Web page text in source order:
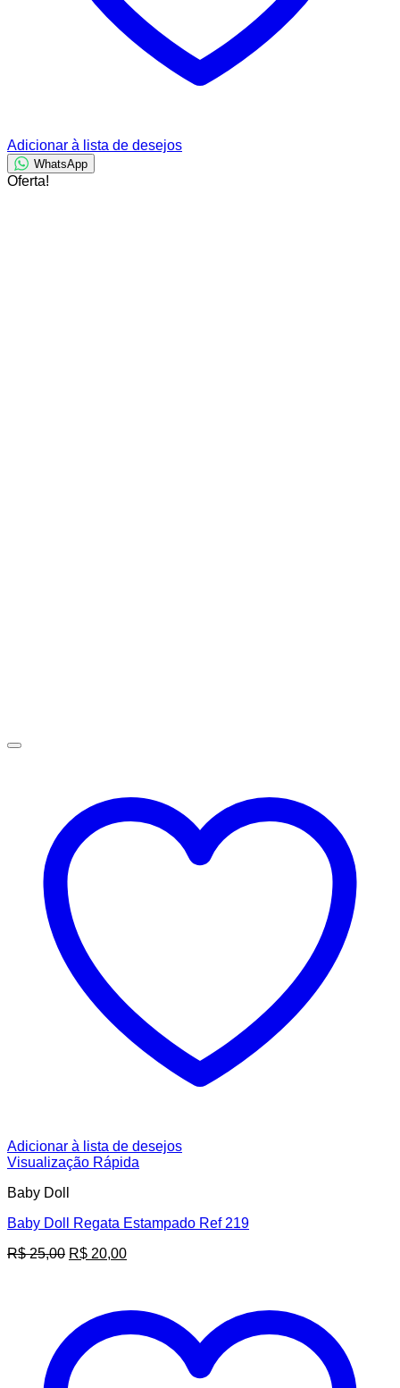
Adicionar à lista de desejos
WhatsApp
Oferta!
Adicionar à lista de desejos
Visualização Rápida
Baby Doll
Baby Doll Regata Estampado Ref 219
R$25,00 O
R$ 25,00.
R$ 20,00O
R$ 20,00.